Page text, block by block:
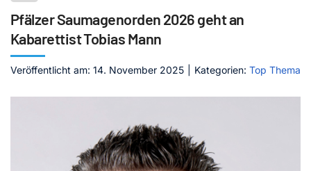
Mediathek
Kontakt
Pfälzer Saumagenorden 2026 geht an
Kabarettist Tobias Mann
Veröffentlicht am: 14. November 2025 Kategorien: Top Thema